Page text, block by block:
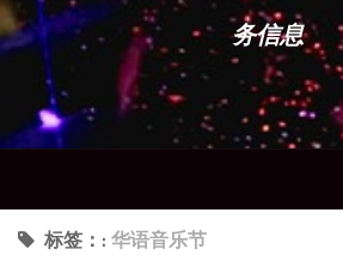
务信息
标签：: 华语音乐节